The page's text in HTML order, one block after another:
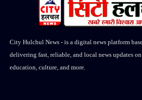
City Hulchul News - is a digital news platform
delivering fast, reliable, and local news updates
education, culture, and more.